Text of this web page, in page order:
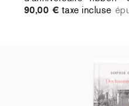
90,00 € taxe incluse
taxe incluse